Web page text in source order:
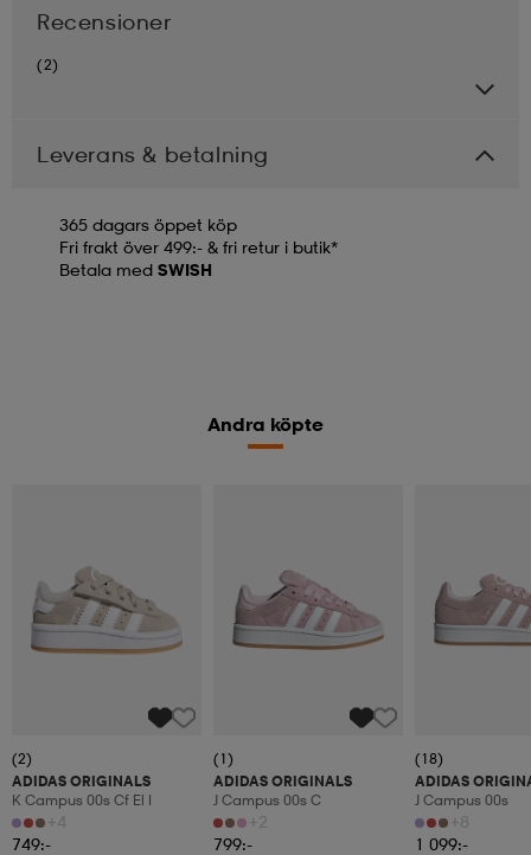
Recensioner
(2)
Leverans & betalning
365 dagars öppet köp
Fri frakt över 499:- & fri retur i butik*
Betala med SWISH
Andra köpte
(2)
ADIDAS ORIGINALS
K Campus 00s Cf El I
+4
749:-
(1)
ADIDAS ORIGINALS
J Campus 00s C
+2
799:-
(18)
ADIDAS
J Campus 00s
+8
1 099:-